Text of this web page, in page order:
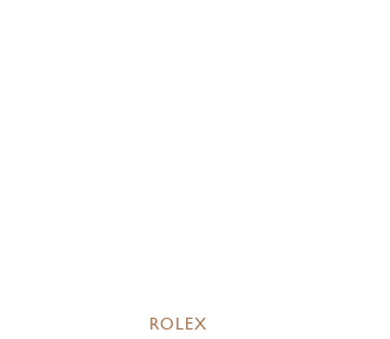
ROLEX